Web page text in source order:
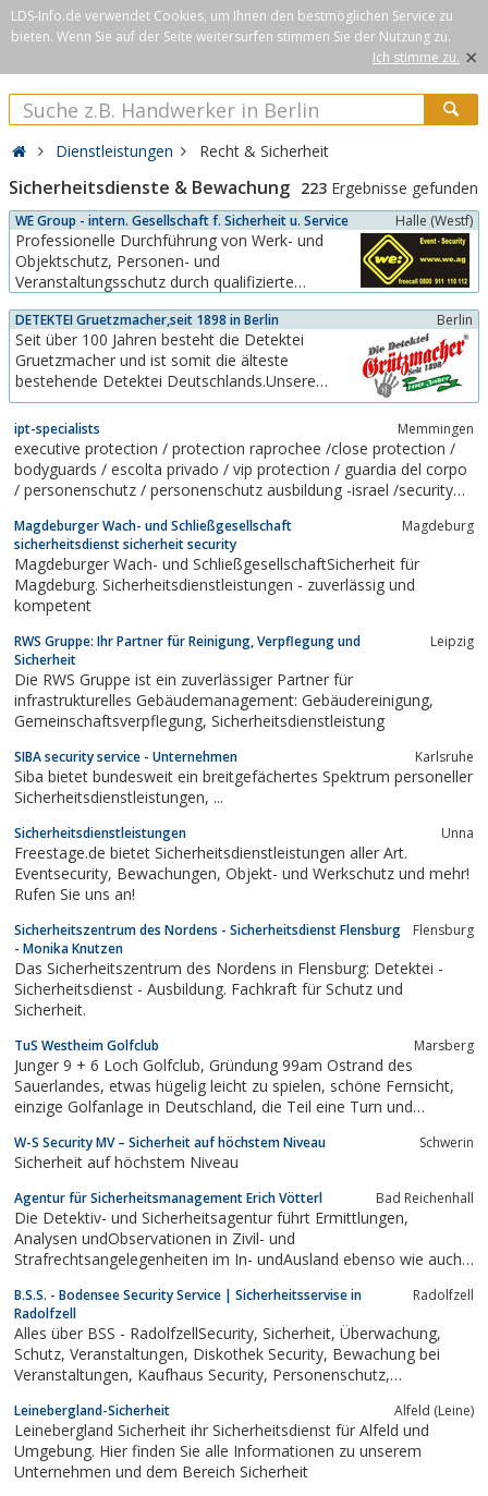
LDS-Info.de verwendet Cookies, um Ihnen den bestmöglichen Service zu
bieten. Wenn Sie auf der Seite weitersurfen stimmen Sie der Nutzung zu.
Ich stimme zu. ×
Dienstleistungen Recht & Sicherheit
Sicherheitsdienste & Bewachung 223 Ergebnisse gefunden
WE Group - intern. Gesellschaft f. Sicherheit u. Service Halle (Westf)
Professionelle Durchführung von Werk- und
Objektschutz, Personen- und
Veranstaltungsschutz durch qualifizierte
DETEKTEI Gruetzmacher,seit 1898 in Berlin Berlin
Seit über 100 Jahren besteht die Detektei
Gruetzmacher und ist somit die älteste
bestehende Detektei Deutschlands.Unsere
Detektei ist spezialisiert imBereich
Schadensaufklärung von Wirtschafts-und
Versicherungsdelikten und verfügt über ein
Spezialistenteam aus den Bereichen der
Betriebswirtschaft, Informatik,...
ipt-specialists Memmingen
executive protection / protection raprochee /close protection /
bodyguards / escolta privado / vip protection / guardia del corpo
/ personenschutz / personenschutz ausbildung -israel /security
ipt-specialists/Leibwaechter /Leibwaechter Sicherheitskraefte...
Magdeburger Wach- und Schließgesellschaft
sicherheitsdienst sicherheit security
Magdeburg
Magdeburger Wach- und SchließgesellschaftSicherheit für
Magdeburg. Sicherheitsdienstleistungen - zuverlässig und
kompetent
RWS Gruppe: Ihr Partner für Reinigung, Verpflegung und
Sicherheit
Leipzig
Die RWS Gruppe ist ein zuverlässiger Partner für
infrastrukturelles Gebäudemanagement: Gebäudereinigung,
Gemeinschaftsverpflegung, Sicherheitsdienstleistung
SIBA security service - Unternehmen Karlsruhe
Siba bietet bundesweit ein breitgefächertes Spektrum personeller
Sicherheitsdienstleistungen, ...
Sicherheitsdienstleistungen Unna
Freestage.de bietet Sicherheitsdienstleistungen aller Art.
Eventsecurity, Bewachungen, Objekt- und Werkschutz und mehr!
Rufen Sie uns an!
Sicherheitszentrum des Nordens - Sicherheitsdienst Flensburg
- Monika Knutzen
Flensburg
Das Sicherheitszentrum des Nordens in Flensburg: Detektei -
Sicherheitsdienst - Ausbildung. Fachkraft für Schutz und
Sicherheit.
TuS Westheim Golfclub Marsberg
Junger 9 + 6 Loch Golfclub, Gründung 99am Ostrand des
Sauerlandes, etwas hügelig leicht zu spielen, schöne Fernsicht,
einzige Golfanlage in Deutschland, die Teil eine Turn und
W-S Security MV – Sicherheit auf höchstem Niveau Schwerin
Sicherheit auf höchstem Niveau
Agentur für Sicherheitsmanagement Erich Vötterl Bad Reichenhall
Die Detektiv- und Sicherheitsagentur führt Ermittlungen,
Analysen undObservationen in Zivil- und
Strafrechtsangelegenheiten im In- undAusland ebenso wie auch
erfahrenen und speziell dafür ausgebildeten sowiebewaffneten
Fachkräften auf internationaler Basis...
B.S.S. - Bodensee Security Service | Sicherheitsservise in
Radolfzell
Radolfzell
Alles über BSS - RadolfzellSecurity, Sicherheit, Überwachung,
Schutz, Veranstaltungen, Diskothek Security, Bewachung bei
Veranstaltungen, Kaufhaus Security, Personenschutz,
unbewaffnet oder bewaffnet
Leinebergland-Sicherheit Alfeld (Leine)
Leinebergland Sicherheit ihr Sicherheitsdienst für Alfeld und
Umgebung. Hier finden Sie alle Informationen zu unserem
Unternehmen und dem Bereich Sicherheit